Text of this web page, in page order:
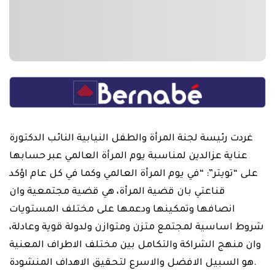
غردت رئيسة لجنة المرأة والطفل النيابية النائب الدكتورة
عناية عزالدين لمناسبة يوم المرأة العالمي عبر حسابها
على “تويتر”: “في يوم المرأة العالمي وكما في كل عام اؤكد
قناعتي بان قضية المرأة، هي قضية مجتمعية وان
انصافها وتمكينها ودعمها على مختلف المستويات
شروط اساسية لمجتمع متزن ومتوازن ولدولة قوية وعادلة،
وان منهج الشراكة والتكامل بين مختلف الاطراف المعنية
هو السبيل الافضل والاسرع لتحقيق الاهداف المنشودة.